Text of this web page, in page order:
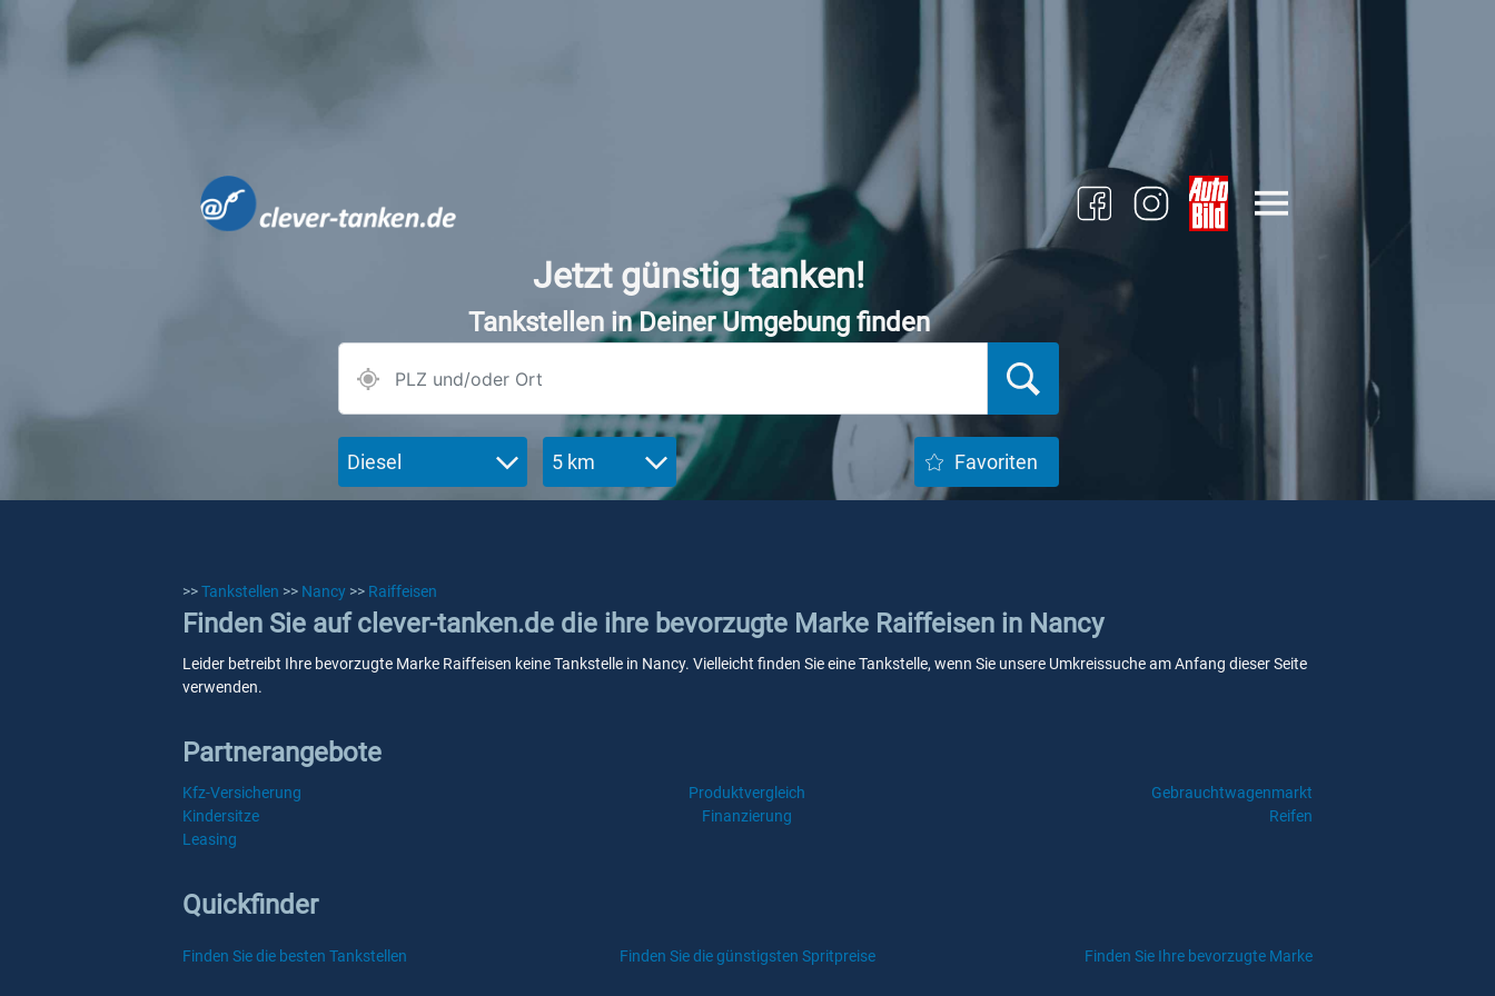
Jetzt günstig tanken!
Tankstellen in Deiner Umgebung finden
Diesel 5 km Favoriten
>>Tankstellen >> Nancy >> Raiffeisen
Finden Sie auf clever-tanken.de die ihre bevorzugte Marke Raiffeisen in Nancy
Leider betreibt Ihre bevorzugte Marke Raiffeisen keine Tankstelle in Nancy. Vielleicht finden Sie eine Tankstelle, wenn Sie unsere Umkreissuche am Anfang dieser Seite
verwenden.
Partnerangebote
Kfz-Versicherung Produktvergleich
Gebrauchtwagenmarkt
Kindersitze
Finanzierung
Reifen
Leasing
Quickfinder
Finden Sie die besten Tankstellen Finden Sie die günstigsten Spritpreise Finden Sie Ihre bevorzugte Marke